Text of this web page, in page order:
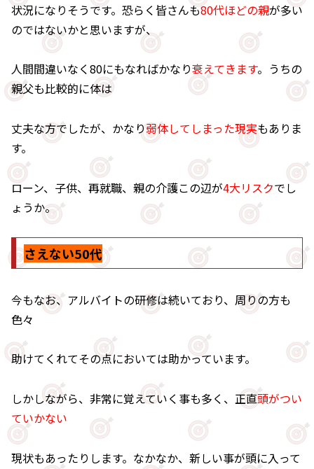
状況になりそうです。恐らく皆さんも80代ほどの親が多い
のではないかと思いますが、
人間間違いなく80にもなればかなり衰えてきます。うちの
親父も比較的に体は
丈夫な方でしたが、かなり弱体してしまった現実もありま
す。
ローン、子供、再就職、親の介護この辺が4大リスクでし
ょうか。
さえない50代
今もなお、アルバイトの研修は続いており、周りの方も
色々
助けてくれてその点においては助かっています。
しかしながら、非常に覚えていく事も多く、正直頭がつい
ていかない
現状もあったりします。なかなか、新しい事が頭に入って